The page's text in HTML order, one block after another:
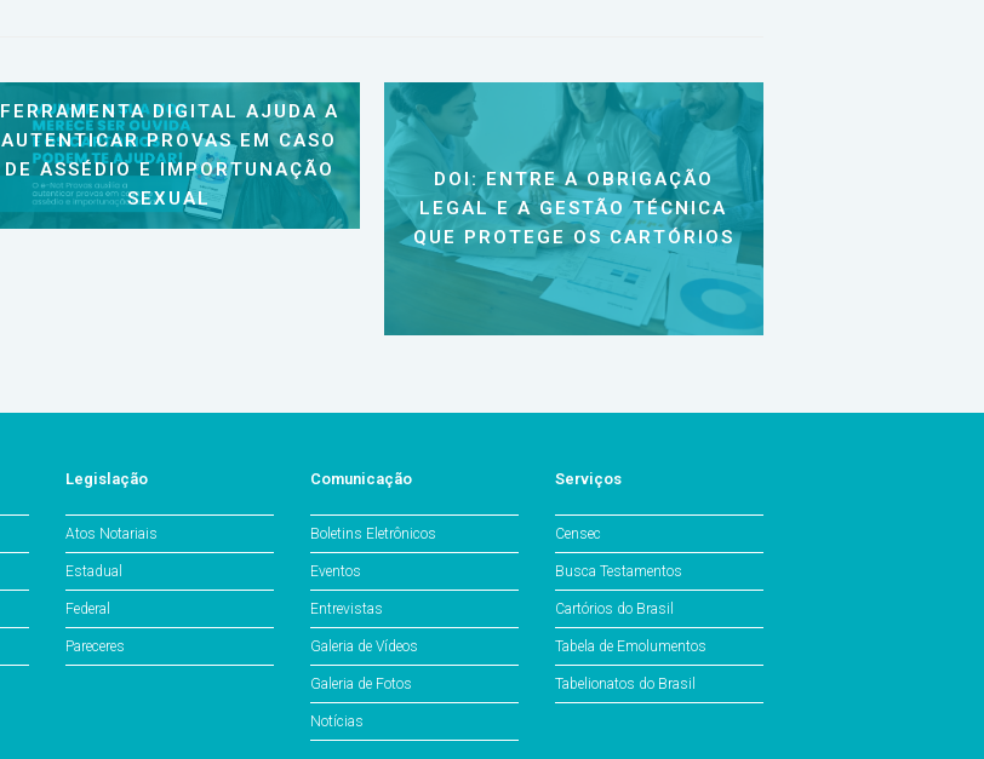
FERRAMENTA DIGITAL AJUDA A
AUTENTICAR PROVAS EM CASO
DE ASSÉDIO E IMPORTUNAÇÃO
SEXUAL
DOI: ENTRE A OBRIGAÇÃO
LEGAL E A GESTÃO TÉCNICA
QUE PROTEGE OS CARTÓRIOS
Legislação
Atos Notariais
Estadual
Federal
Pareceres
Comunicação
Boletins Eletrônicos
Eventos
Entrevistas
Galeria de Vídeos
Galeria de Fotos
Notícias
Serviços
Censec
Busca Testamentos
Cartórios do Brasil
Tabela de Emolumentos
Tabelionatos do Brasil